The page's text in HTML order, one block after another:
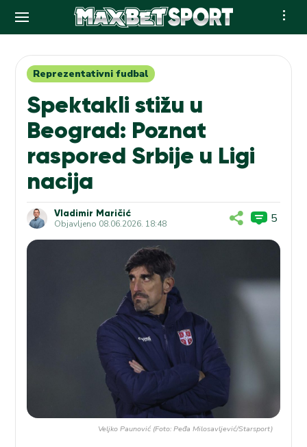
contentReprezentativni fudbal
Spektakli stižu u
Beograd: Poznat
raspored Srbije u Ligi
nacija
Vladimir Maričić
Objavljeno 08.06.2026. 18:48 5
Veljko Paunović (Foto: Peđa Milosavljević/Starsport)